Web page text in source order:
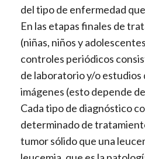
del tipo de enfermedad
En las etapas finales de
(niñas, niños y
controles periódicos
de laboratorio y/o
imágenes (esto depende
Cada tipo de diagnóstico
determinado de
tumor sólido que una